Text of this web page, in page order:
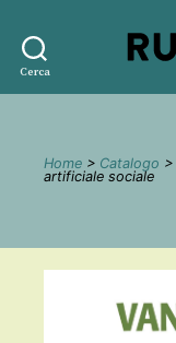
Cerca
Home > Catalogo >
artificiale sociale